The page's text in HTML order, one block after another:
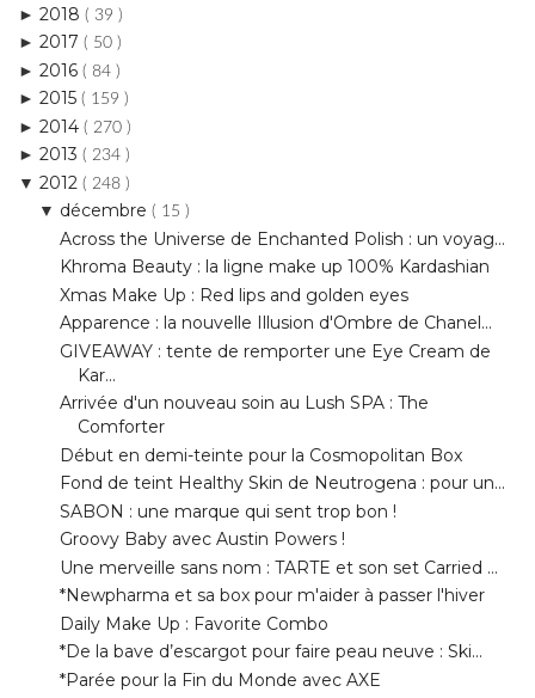
► 2015 ( 159 )
► 2014 ( 270 )
► 2013 ( 234 )
▼ 2012( 248 )
▼décembre
Across the Universe de Enchanted Polish : un voyag...
Khroma Beauty : la ligne make up 100% Kardashian
Xmas Make Up : Red lips and golden eyes
Apparence : la nouvelle Illusion d'Ombre de Chanel...
GIVEAWAY : tente de remporter une Eye Cream de
Kar...
Arrivée d'un nouveau soin au Lush SPA : The
Comforter
Début en demi-teinte pour la Cosmopolitan Box
Fond de teint Healthy Skin de Neutrogena : pour un...
SABON : une marque qui sent trop bon !
Groovy Baby avec Austin Powers !
Une merveille sans nom : TARTE et son set Carried ...
*Newpharma et sa box pour m'aider à passer l'hiver
Daily Make Up : Favorite Combo
*De la bave d’escargot pour faire peau neuve : Ski...
*Parée pour la Fin du Monde avec AXE
novembre ( 21 )
octobre( 24 )
septembre ( 15 )